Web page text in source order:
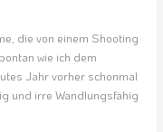
die von einem Shooting
wie ich dem
Jahr vorher schonmal
und irre Wandlungsfähig